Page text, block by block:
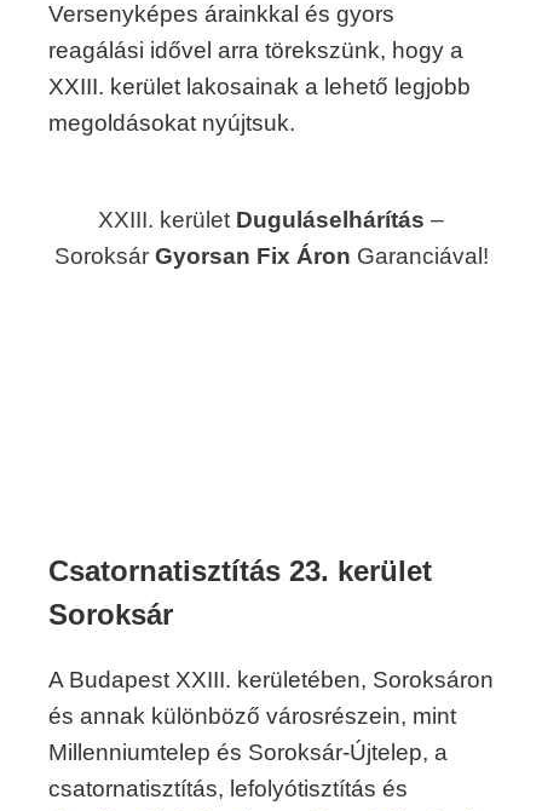
Versenyképes árainkkal és gyors
reagálási idővel arra törekszünk, hogy a
XXIII. kerület lakosainak a lehető legjobb
megoldásokat nyújtsuk.
XXIII. kerület Duguláselhárítás –
Soroksár Gyorsan Fix Áron Garanciával!
Csatornatisztítás 23. kerület
Soroksár
A Budapest XXIII. kerületében, Soroksáron
és annak különböző városrészein, mint
Millenniumtelep és Soroksár-Újtelep, a
csatornatisztítás, lefolyótisztítás és